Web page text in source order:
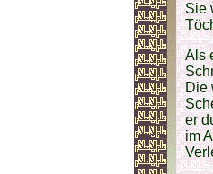
Sie
Als
Die
er
im